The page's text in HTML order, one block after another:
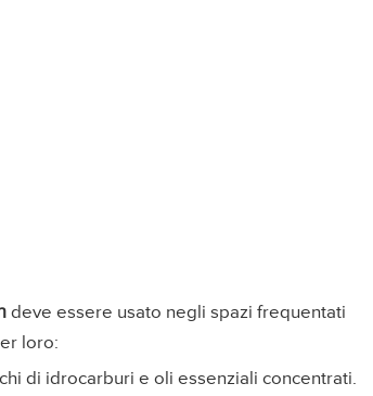
deve essere usato negli spazi frequentati
loro:
di idrocarburi e oli essenziali concentrati.